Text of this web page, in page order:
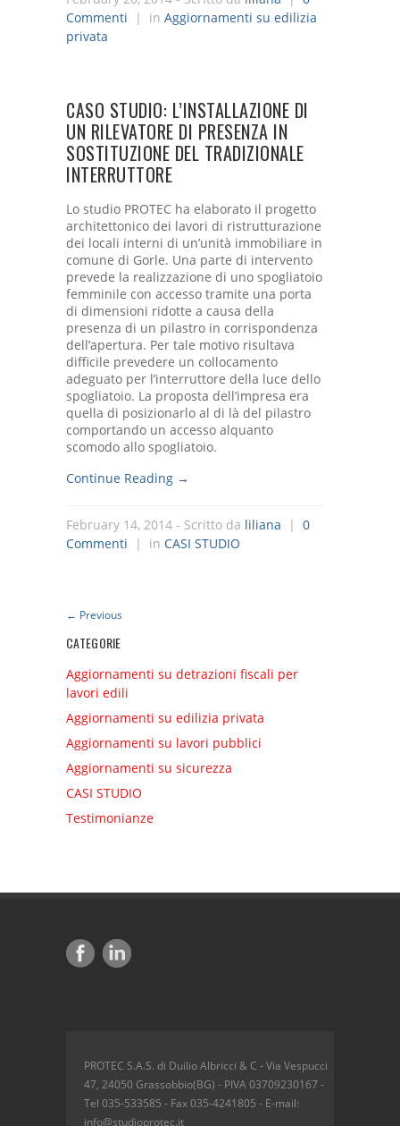
Commenti | in Aggiornamenti su edilizia
privata
CASO STUDIO: L’INSTALLAZIONE DI
UN RILEVATORE DI PRESENZA IN
SOSTITUZIONE DEL TRADIZIONALE
INTERRUTTORE
Lo studio PROTEC ha elaborato il progetto
architettonico dei lavori di ristrutturazione
dei locali interni di un’unità immobiliare in
comune di Gorle. Una parte di intervento
prevede la realizzazione di uno spogliatoio
femminile con accesso tramite una porta
di dimensioni ridotte a causa della
presenza di un pilastro in corrispondenza
dell’apertura. Per tale motivo risultava
difficile prevedere un collocamento
adeguato per l’interruttore della luce dello
spogliatoio. La proposta dell’impresa era
quella di posizionarlo al di là del pilastro
comportando un accesso alquanto
scomodo allo spogliatoio.
Continue Reading →
February 14, 2014 - Scritto da liliana | 0
Commenti | in CASI STUDIO
← Previous
CATEGORIE
Aggiornamenti su detrazioni fiscali per
lavori edili
Aggiornamenti su edilizia privata
Aggiornamenti su lavori pubblici
Aggiornamenti su sicurezza
CASI STUDIO
Testimonianze
PROTEC S.A.S. di Duilio Albricci & C - Via Vespucci
47, 24050 Grassobbio(BG) - PIVA 03709230167 -
Tel 035-533585 - Fax 035-4241805 - E-mail:
info@studioprotec.it